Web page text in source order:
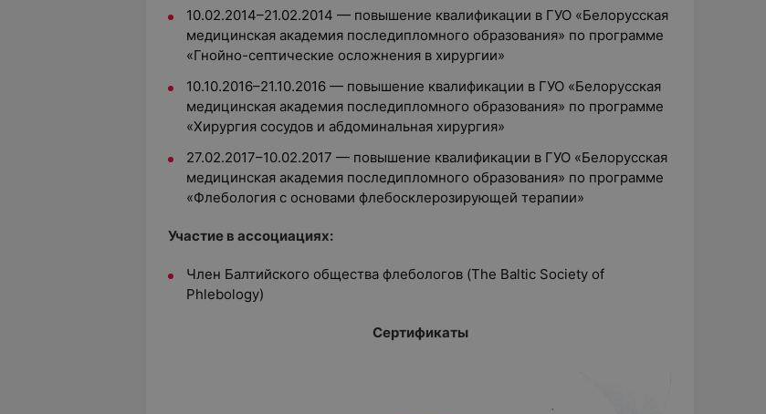
10.02.2014–21.02.2014 — повышение квалификации в ГУО «Белорусская
медицинская академия последипломного образования» по программе
«Гнойно-септические осложнения в хирургии»
10.10.2016–21.10.2016 — повышение квалификации в ГУО «Белорусская
медицинская академия последипломного образования» по программе
«Хирургия сосудов и абдоминальная хирургия»
27.02.2017–10.02.2017 — повышение квалификации в ГУО «Белорусская
медицинская академия последипломного образования» по программе
«Флебология с основами флебосклерозирующей терапии»
Участие в ассоциациях:
Член Балтийского общества флебологов (The Baltic Society of
Phlebology)
Сертификаты